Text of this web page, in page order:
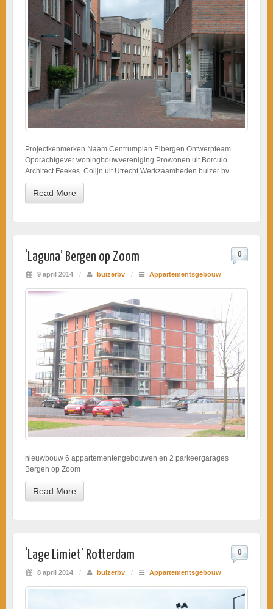
Projectkenmerken Naam Centrumplan Eibergen Ontwerpteam
Opdrachtgever woningbouwvereniging Prowonen uit Borculo.
Architect Feekes Colijn uit Utrecht Werkzaamheden buizer bv
Read More
‘Laguna’ Bergen op Zoom
9 april 2014 / buizerbv / Appartementsgebouw
0
nieuwbouw 6 appartementengebouwen en 2 parkeergarages
Bergen op Zoom
Read More
‘Lage Limiet’ Rotterdam
8 april 2014 / buizerbv / Appartementsgebouw
0